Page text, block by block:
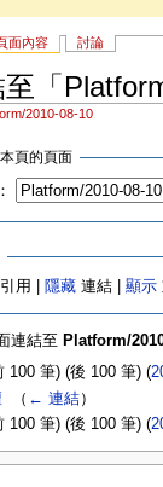
面內容 討論
「
2010-08-10
頁的頁面
引用 | 隱藏 連結 |顯示
連結至 Platform/
100 筆) (後 100 筆) (
（ ← 連結）
100 筆) (後 100 筆) (